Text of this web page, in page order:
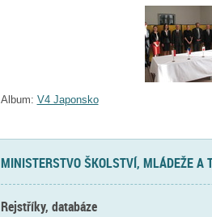
Album: V4 Japonsko
MINISTERSTVO ŠKOLSTVÍ, MLÁDEŽE A
Rejstříky, databáze